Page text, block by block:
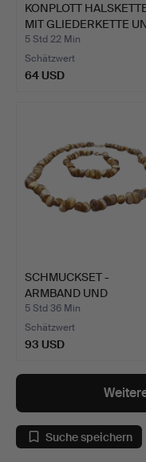
KONPLOTT
MIT GLIEDERKETTE
PE…
5 Std 22 Min
Schätzwert
64 USD
SCHMUCKSET -
ARMBAND UND
HALSKETTE AUS NAT…
5 Std 36 Min
Schätzwert
93 USD
Suche speichern